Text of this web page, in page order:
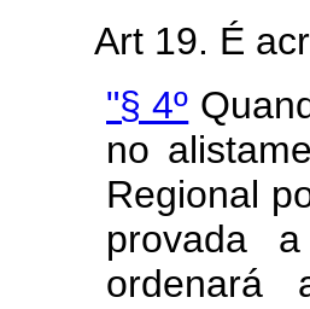
Art 19. É
"§ 4º
no
Regional
provada
ordenará